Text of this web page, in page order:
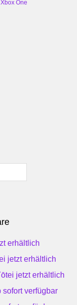
Xbox One
erhältlich
jetzt erhältlich
jetzt erhältlich
verfügbar